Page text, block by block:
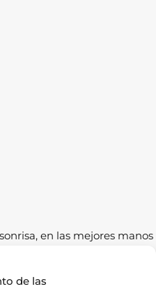
de las
en las mejores manos
guía completa con
una oportunidad de